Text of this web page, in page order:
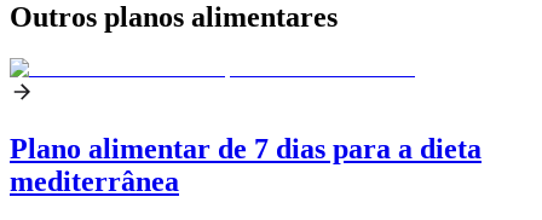
Outros planos alimentares
Plano alimentar de 7 dias para a dieta
mediterrânea